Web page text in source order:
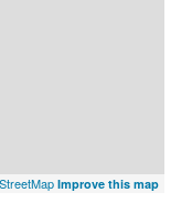
Improve this map